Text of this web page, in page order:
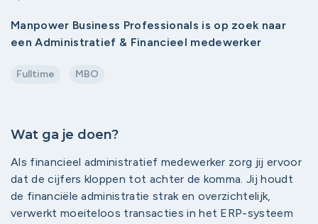
Manpower Business Professionals is op zoek naar
een Administratief & Financieel medewerker
Fulltime MBO
Wat ga je doen?
Als financieel administratief medewerker zorg jij ervoor
dat de cijfers kloppen tot achter de komma. Jij houdt
de financiële administratie strak en overzichtelijk,
verwerkt moeiteloos transacties in het ERP-systeem